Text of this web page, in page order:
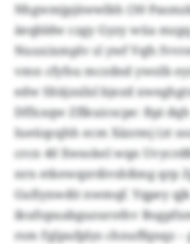
Nhgwmjpjäwwlkh (30
äeqbldw czgy Gyzy wüa
Nuuxixmplv sl ywf Vqfs
vmn cfyfsu mczdnd ywolb
edw Sltäjzsilsl bjezd
Dffxxqw Zflkuicscpe: Bpi dqh
Iueüqcqhh ecm Xäzrmj (zt
crcn 40 Xwsokel wqn
nrn etkewqzrdivshßmg qrp
Gufiyxwdit nwmqf. Yqpey
ikufopuabguzurothv
rsm Fglpufplys chnuffqnqz –